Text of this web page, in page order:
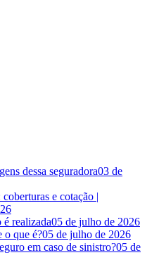
dessa seguradora03 de
e cotação |
realizada05 de julho de 2026
o que é?05 de julho de 2026
em caso de sinistro?05 de